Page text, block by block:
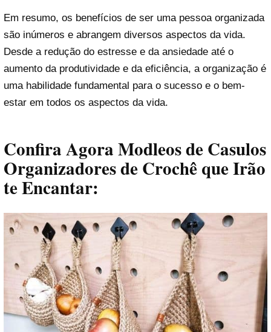
Em resumo, os benefícios de ser uma pessoa organizada
são inúmeros e abrangem diversos aspectos da vida.
Desde a redução do estresse e da ansiedade até o
aumento da produtividade e da eficiência, a organização é
uma habilidade fundamental para o sucesso e o bem-
estar em todos os aspectos da vida.
Confira Agora Modleos de Casulos
Organizadores de Crochê que Irão
te Encantar: